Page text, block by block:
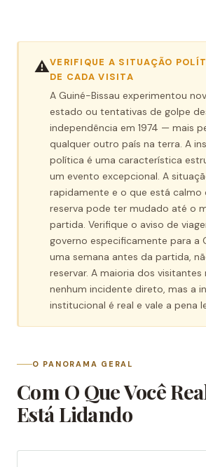
⚠️VERIFIQUE A SITUAÇÃO
DE CADA VISITA
A Guiné-Bissau experimentou
estado ou tentativas de golpe
independência em 1974 — mais
qualquer outro país na terra. A
política é uma característica
um evento excepcional. A
rapidamente e o que está calmo
reserva pode ter mudado até o
partida. Verifique o aviso de
governo especificamente para a
uma semana antes da partida,
reservar. A maioria dos visitantes
nenhum incidente direto, mas a
institucional é real e vale a pena
O PANORAMA GERAL
Com O Que Você
Está Lidando